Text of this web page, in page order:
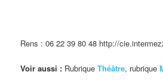
Rens : 06 22 39 80 48 http://
Voir aussi : RubriqueThéâtre, rubrique